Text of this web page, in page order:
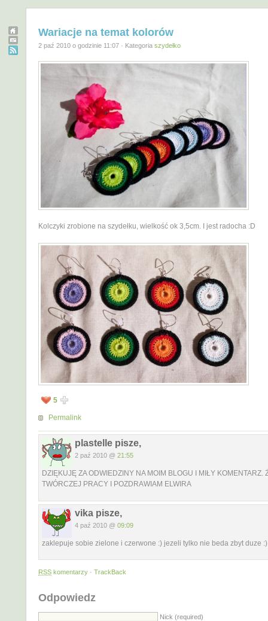
Wariacje na temat kolorów
2 paź 2010 o godzinie 11:07 · Kategoria szydełko
Kolczyki zrobione na szydełku, wielkość ok 3,5cm. I jest radocha :D
5
Permalink
plastelle pisze,
2 paź 2010 @ 21:55
DZIĘKUJĘ ZA ODWIEDZINY NA MOIM BLOGU I MIŁY KOMENTARZ.
TWÓRCZEJ PRACY I POZDRAWIAM ELWIRA
vika pisze,
4 paź 2010 @ 09:09
zaklepuje sobie zielone i czerwone :) jezeli tylko nie beda zbyt duze :)
RSS komentarzy · TrackBack
Odpowiedz
Nick (required)